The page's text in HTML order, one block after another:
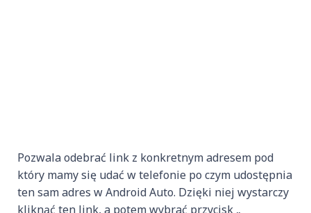
Pozwala odebrać link z konkretnym adresem pod
który mamy się udać w telefonie po czym udostępnia
ten sam adres w Android Auto. Dzięki niej wystarczy
kliknąć ten link, a potem wybrać przycisk „